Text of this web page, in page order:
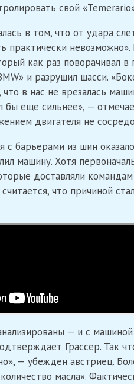
свой
в том, что от удара
практически
как раз поворачивал в
и разрушил шасси.
в нас не врезалась
бы еще сильнее», —
двигателя не
с барьерами из шин
машину. Хотя
доставляли
что причиной
— и с
Грассер. Так
— убежден австриец.
масла».